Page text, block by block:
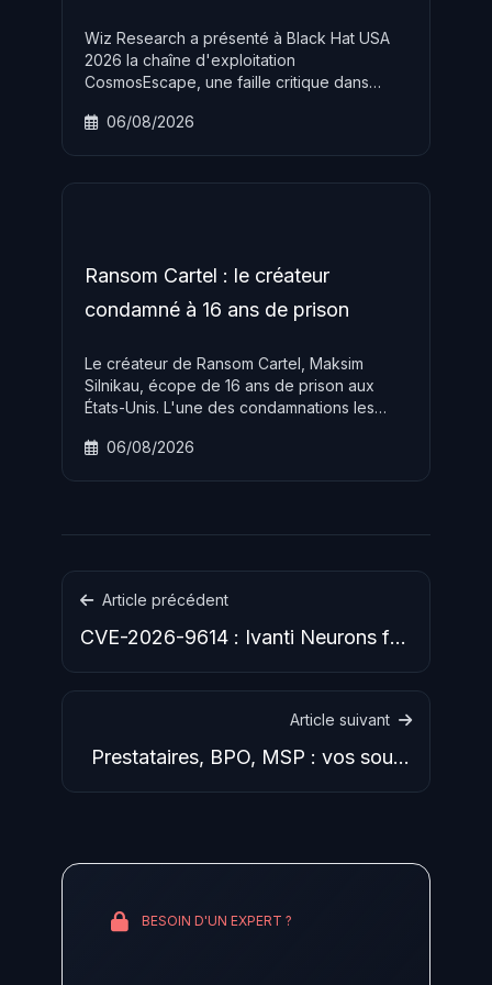
Wiz Research a présenté à Black Hat USA
2026 la chaîne d'exploitation
CosmosEscape, une faille critique dans
attaquant de lire et d'écrire dans n'importe
06/08/2026
Ransom Cartel : le créateur
condamné à 16 ans de prison
Le créateur de Ransom Cartel, Maksim
Silnikau, écope de 16 ans de prison aux
États-Unis. L'une des condamnations les
opérateur de ransomware-as-a-service.
06/08/2026
Article précédent
CVE-2026-9614 : Ivanti Neurons for
ITSM permet l'escalade
Article suivant
Prestataires, BPO, MSP : vos sous-
traitants sont le vrai
BESOIN D'UN EXPERT ?